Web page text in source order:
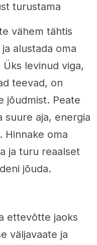
turustama
vähem tähtis
alustada oma
levinud viga,
teevad, on
jõudmist. Peate
suure aja, energia
Hinnake oma
ja turu reaalset
jõuda.
ettevõtte jaoks
väljavaate ja